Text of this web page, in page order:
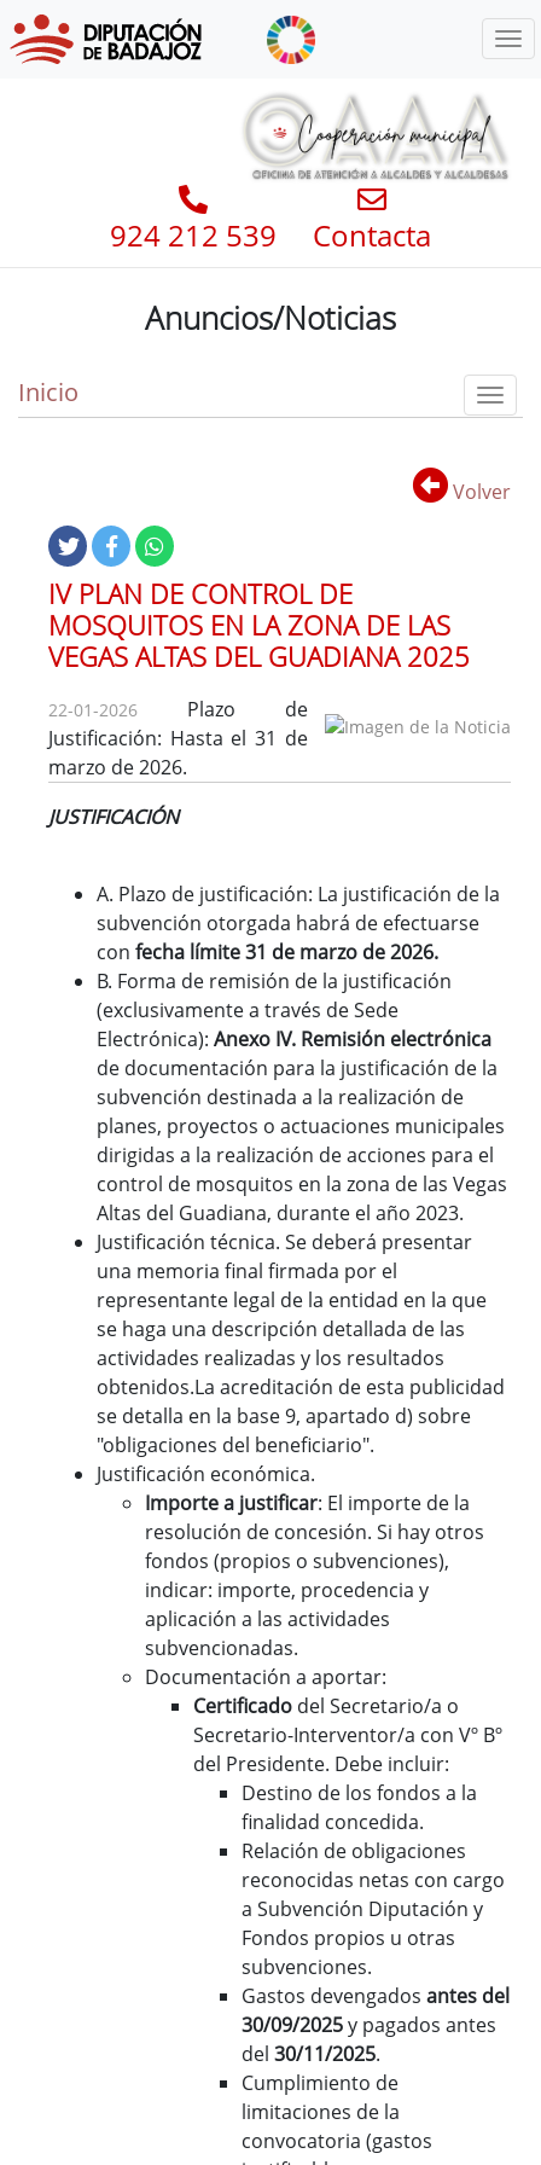
924 212 539 Contacta
Anuncios/Noticias
Inicio
Volver
IV PLAN DE CONTROL DE
MOSQUITOS EN LA ZONA DE LAS
VEGAS ALTAS DEL GUADIANA 2025
22-01-2026 Plazo de
Justificación: Hasta el 31 de
marzo de 2026.
JUSTIFICACIÓN
A. Plazo de justificación: La justificación de la
subvención otorgada habrá de efectuarse
con fecha límite 31 de marzo de 2026.
B. Forma de remisión de la justificación
(exclusivamente a través de Sede
Electrónica): Anexo IV. Remisión electrónica
de documentación para la justificación de la
subvención destinada a la realización de
planes, proyectos o actuaciones municipales
dirigidas a la realización de acciones para el
control de mosquitos en la zona de las Vegas
Altas del Guadiana, durante el año 2023.
Justificación técnica. Se deberá presentar
una memoria final firmada por el
representante legal de la entidad en la que
se haga una descripción detallada de las
actividades realizadas y los resultados
obtenidos.La acreditación de esta publicidad
se detalla en la base 9, apartado d) sobre
"obligaciones del beneficiario".
Justificación económica.
Importe a justificar: El importe de la
resolución de concesión. Si hay otros
fondos (propios o subvenciones),
indicar: importe, procedencia y
aplicación a las actividades
subvencionadas.
Documentación a aportar:
Certificado del Secretario/a o
Secretario-Interventor/a con Vº Bº
del Presidente. Debe incluir:
Destino de los fondos a la
finalidad concedida.
Relación de obligaciones
reconocidas netas con cargo
a Subvención Diputación y
Fondos propios u otras
subvenciones.
Gastos devengados antes del
30/09/2025y pagados antes
del 30/11/2025.
Cumplimiento de
limitaciones de la
convocatoria (gastos